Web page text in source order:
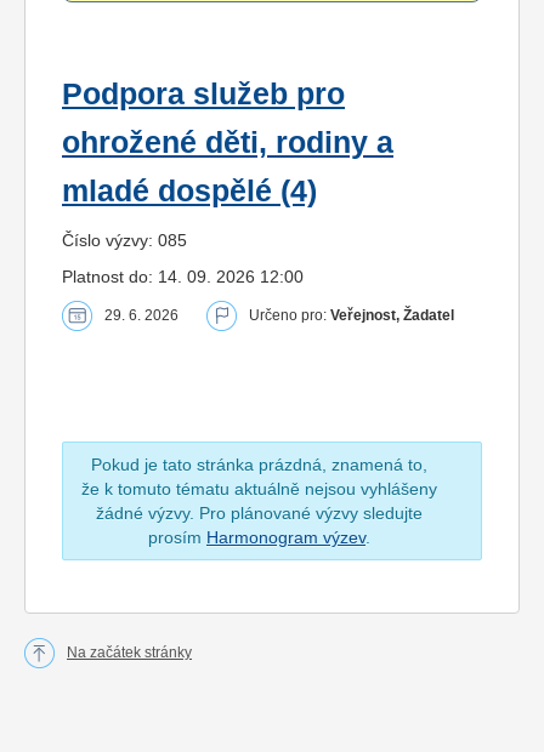
Podpora služeb pro
ohrožené děti, rodiny a
mladé dospělé (4)
Číslo výzvy: 085
Platnost do: 14. 09. 2026 12:00
29. 6. 2026 Určeno pro: Veřejnost, Žadatel
Pokud je tato stránka prázdná, znamená to,
že k tomuto tématu aktuálně nejsou vyhlášeny
žádné výzvy. Pro plánované výzvy sledujte
prosím Harmonogram výzev.
Na začátek stránky